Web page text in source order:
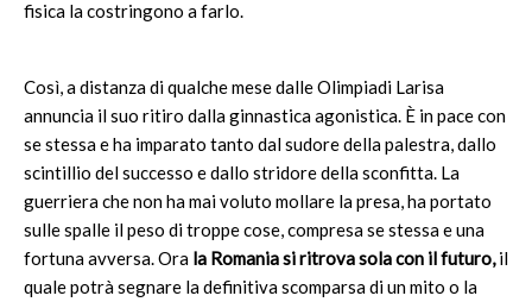
fisica la costringono a farlo.
Così, a distanza di qualche mese dalle Olimpiadi Larisa
annuncia il suo ritiro dalla ginnastica agonistica. È in pace con
se stessa e ha imparato tanto dal sudore della palestra, dallo
scintillio del successo e dallo stridore della sconfitta. La
guerriera che non ha mai voluto mollare la presa, ha portato
sulle spalle il peso di troppe cose, compresa se stessa e una
fortuna avversa. Ora la Romania si ritrova sola con il futuro,il
quale potrà segnare la definitiva scomparsa di un mito o la